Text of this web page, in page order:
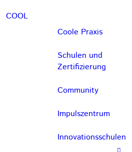
COOL
Coole Praxis
Schulen und
Zertifizierung
Community
Impulszentrum
Innovationsschulen